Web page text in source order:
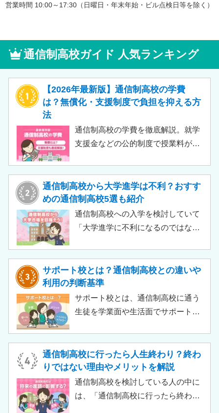
営業時間 10:00～17:30（日曜日・年末年始・ビル点検日等を除く）
通信制高校ガイド 人気ランキング
【2026年最新版】通信制高校の学費
は？無償化・支援制度で負担を抑える方
法
通信制高校の学費を徹底解説。就学
支援金などの公的制度で授業料が実
目安、申請時の注意点などをわかり
やすく解説します。費用負担を抑え
られるのでチェックしてみましょ
う。
通信制高校から大学進学は不利？おすす
めの通信制高校5選も紹介
通信制高校への入学を検討していて
「大学進学に不利になるのではない
のではないでしょうか。 結論とし
て、通信制高校に通っているからと
いって大学進学に不利になることは
ありません。中には、大学進学を想
格実績を豊富にもつ学校もありま
す。
サポート校とは？通信制高校との違いや
利用の判断基準
サポート校とは、通信制高校に通う
生徒を学業面や生活面でサポートす
め、サポート校のみでは高卒資格を
取得できません。 ただし、個別の学
習指導やスクールカウンセラーによ
る生活面での相談など手厚い支援が
通信制高校に行ったら人生終わり？終わ
りではない理由やメリットを解説
通信制高校を検討している人の中に
は、「通信制高校に行ったら終わ